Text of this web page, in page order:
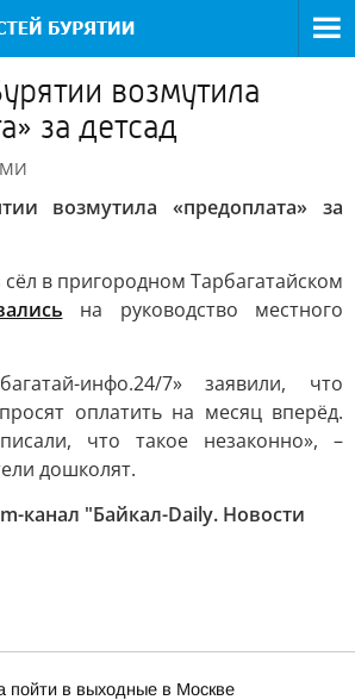
возмутила
за детсад
возмутила «предоплата» за
в пригородном Тарбагатайском
на руководство местного
инфо.24/7» заявили, что
оплатить на месяц вперёд.
что такое незаконно», –
дошколят.
канал "Байкал-Daily. Новости
пойти в выходные в Москве